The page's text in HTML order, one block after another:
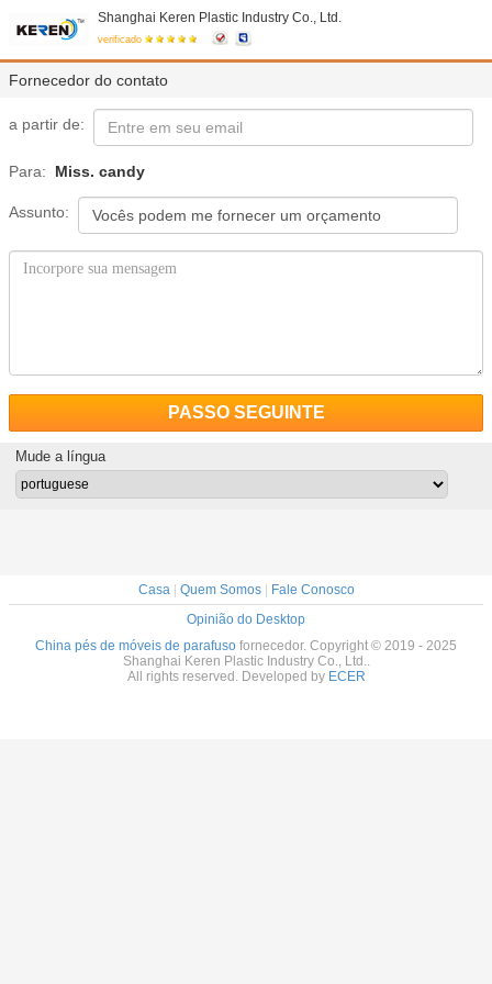
Shanghai Keren Plastic Industry Co., Ltd.
verificado
Fornecedor do contato
a partir de:
Para: Miss. candy
Assunto:
PASSO SEGUINTE
Mude a língua
Casa| Quem Somos|
Fale Conosco
Opinião do Desktop
China pés de móveis de parafuso fornecedor. Copyright © 2019 - 2025
Shanghai Keren Plastic Industry Co., Ltd..
All rights reserved. Developed by ECER